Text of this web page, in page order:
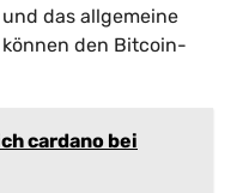
das allgemeine
den Bitcoin-
cardano bei